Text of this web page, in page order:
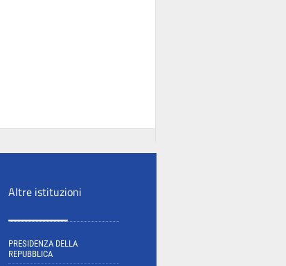
Altre istituzioni
PRESIDENZA DELLA
REPUBBLICA